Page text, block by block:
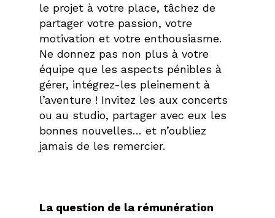
le projet à votre place, tâchez de
partager votre passion, votre
motivation et votre enthousiasme.
Ne donnez pas non plus à votre
équipe que les aspects pénibles à
gérer, intégrez-les pleinement à
l’aventure ! Invitez les aux concerts
ou au studio, partager avec eux les
bonnes nouvelles… et n’oubliez
jamais de les remercier.
La question de la rémunération